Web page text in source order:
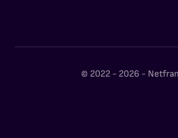
© 2022 - 2026 -